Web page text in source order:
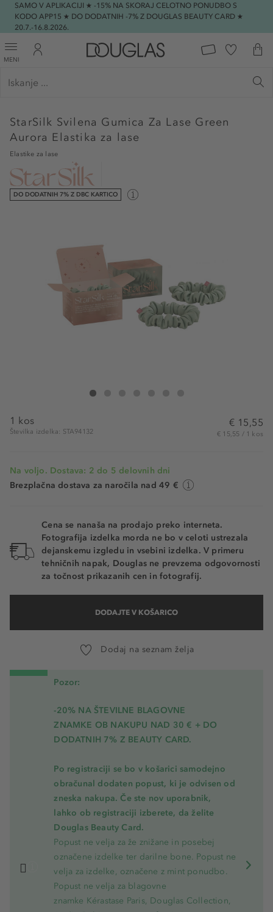
SAMO V APLIKACIJI ★ -15% NA SKORAJ CELOTNO PONUDBO S
KODO APP15 ★ DO DODATNIH -7% Z DOUGLAS BEAUTY CARD ★
20.7.-16.8.2026.
MENI
StarSilk Svilena Gumica Za Lase Green
Aurora Elastika za lase
Elastike za lase
DO DODATNIH 7% Z DBC KARTICO
StarSilk Svilena Gumica Za Lase Green Aurora
1 kos
Številka izdelka: STA94132
€ 15,55
€ 15,55 / 1 kos
Na voljo. Dostava: 2 do 5 delovnih dni
Brezplačna dostava za naročila nad 49 €
Cena se nanaša na prodajo preko interneta.
Fotografija izdelka morda ne bo v celoti ustrezala
dejanskemu izgledu in vsebini izdelka. V primeru
tehničnih napak, Douglas ne prevzema odgovornosti
za točnost prikazanih cen in fotografij.
DODAJTE V KOŠARICO
Dodaj na seznam želja
Pozor:
-20% NA ŠTEVILNE BLAGOVNE
ZNAMKE OB NAKUPU NAD 30 € + DO
DODATNIH 7% Z BEAUTY CARD.
Po registraciji se bo v košarici samodejno
obračunal dodaten popust, ki je odvisen od
zneska nakupa. Če ste nov uporabnik,
lahko ob registraciji izberete, da želite
Douglas Beauty Card.
Popust ne velja za že znižane in posebej
označene izdelke ter darilne bone. Popust ne
velja za izdelke, označene z mint ponudbo.
Popust ne velja za blagovne
znamke Kérastase Paris, Douglas Collection,